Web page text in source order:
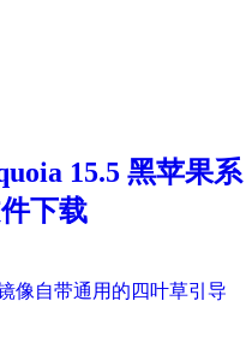
15.5 黑苹果系
下载